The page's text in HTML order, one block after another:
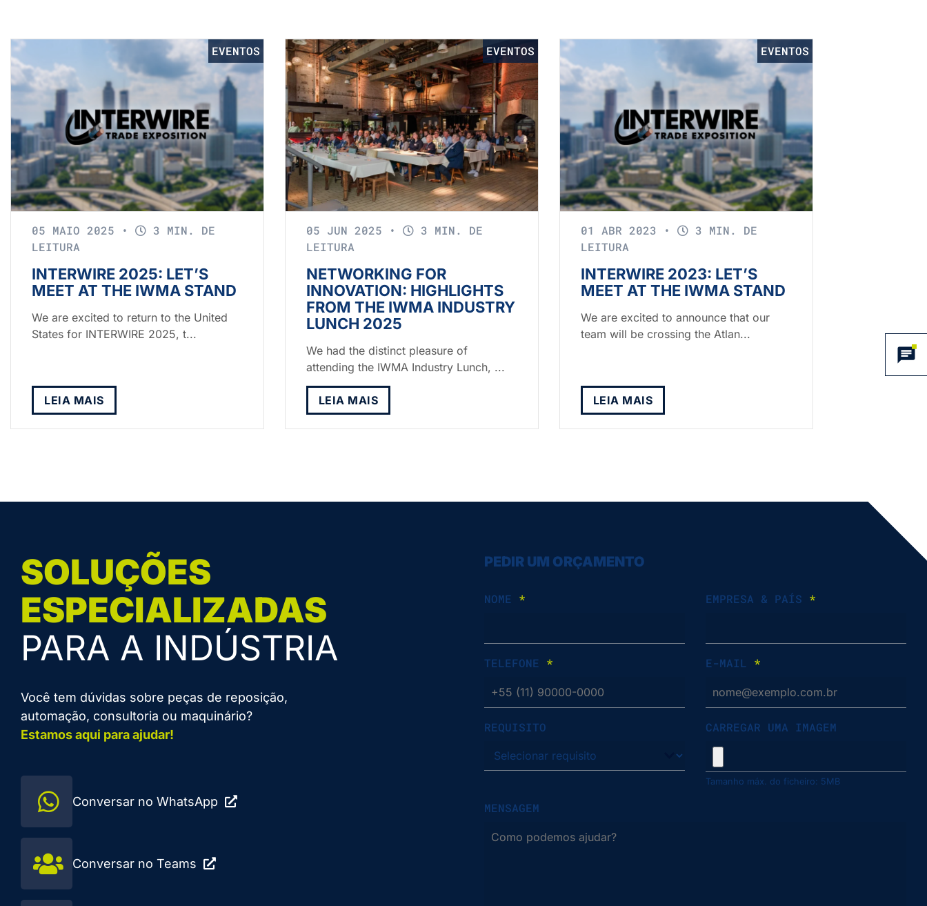
EVENTOS
05 MAIO 2025 •
3 MIN. DE
LEITURA
INTERWIRE 2025: LET’S
MEET AT THE IWMA STAND
We are excited to return to the United
States for INTERWIRE 2025, t...
LEIA MAIS
EVENTOS
05 JUN 2025 •
3 MIN. DE
LEITURA
NETWORKING FOR
INNOVATION: HIGHLIGHTS
FROM THE IWMA INDUSTRY
LUNCH 2025
We had the distinct pleasure of
attending the IWMA Industry Lunch, ...
LEIA MAIS
EVENTOS
01 ABR 2023 •
3 MIN. DE
LEITURA
INTERWIRE 2023: LET’S
MEET AT THE IWMA STAND
We are excited to announce that our
team will be crossing the Atlan...
LEIA MAIS
SOLUÇÕES
ESPECIALIZADAS
PARA A INDÚSTRIA
Você tem dúvidas sobre peças de reposição,
automação, consultoria ou maquinário?
Estamos aqui para ajudar!
Conversar no WhatsApp
Conversar no Teams
PEDIR UM ORÇAMENTO
NOME * EMPRESA & PAÍS *
TELEFONE * E-MAIL *
REQUISITO CARREGAR UMA IMAGEM
Tamanho máx. do ficheiro: 5MB
MENSAGEM